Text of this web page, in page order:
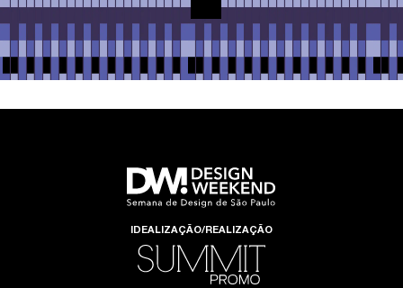
IDEALIZAÇÃO/REALIZAÇÃO